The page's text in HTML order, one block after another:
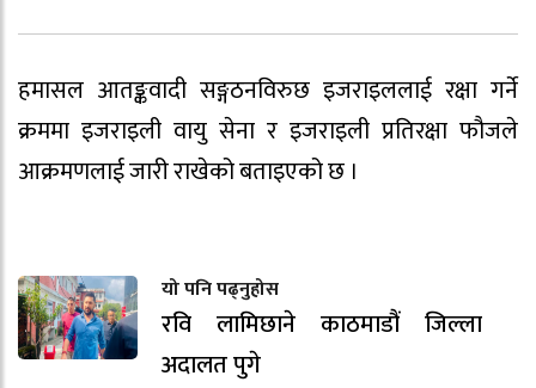
हमासल आतङ्कवादी सङ्गठनविरुछ इजराइललाई रक्षा गर्ने
क्रममा इजराइली वायु सेना र इजराइली प्रतिरक्षा फौजले
आक्रमणलाई जारी राखेको बताइएको छ ।
यो पनि पढ्नुहोस
रवि लामिछाने काठमाडौं जिल्ला
अदालत पुगे